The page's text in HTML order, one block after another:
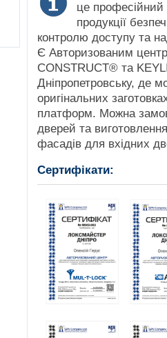
це професійний
продукції
контролю доступу та
Є Авторизованим
CONSTRUCT® та
Дніпропетровську, де
оригінальних
платформ. Можна
дверей та
фасадів для вхідних
Сертифікати: